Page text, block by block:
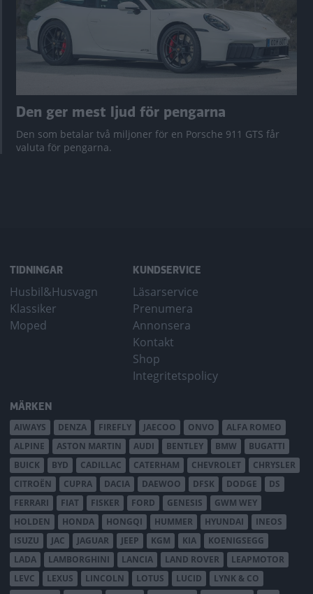
Den ger mest ljud för pengarna
Den som betalar två miljoner för en Porsche 911 GTS får
valuta för pengarna.
TIDNINGAR
Husbil&Husvagn
Klassiker
Moped
KUNDSERVICE
Läsarservice
Prenumera
Annonsera
Kontakt
Shop
Integritetspolicy
MÄRKEN
AIWAYS DENZA FIREFLY JAECOO ONVO
ALFA ROMEO
ALPINE
ASTON MARTIN AUDI BENTLEY BMW
BUGATTI
BUICK
BYD CADILLAC CATERHAM CHEVROLET
CHRYSLER
CITROËN
CUPRA DACIA DAEWOO DFSK DODGE
DS
FERRARI
FIAT FISKER FORD GENESIS
GWM WEY
HOLDEN
HONDA HONGQI HUMMER HYUNDAI
INEOS
ISUZU
JAC JAGUAR JEEP KGM KIA
KOENIGSEGG
LADA
LAMBORGHINI LANCIA LAND ROVER
LEAPMOTOR
LEVC
LEXUS LINCOLN LOTUS LUCID
LYNK & CO